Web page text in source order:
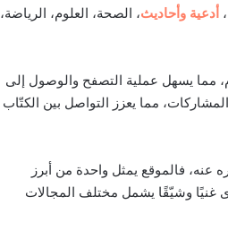
أدعية وأحاديث، الصحة، العلوم، الرياضة،
مما يسهل عملية التصفح والوصول إلى
مما يعزز التواصل بين الكتّاب
عنه، فالموقع يمثل واحدة من أبرز
غنيًا وشيّقًا يشمل مختلف المجالات